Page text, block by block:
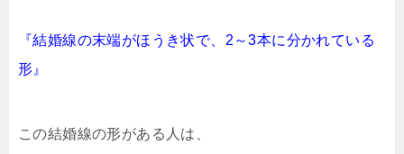
『結婚線の末端がほうき状で、2～3本に分かれている
形』
この結婚線の形がある人は、